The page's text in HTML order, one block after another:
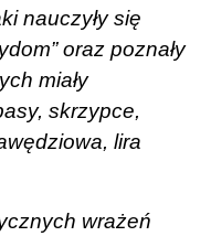
nauczyły się
oraz poznały
miały
skrzypce,
lira
wrażeń